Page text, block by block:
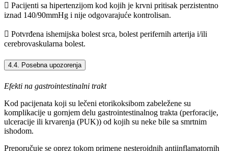
 Pacijenti sa hipertenzijom kod kojih je krvni pritisak perzistentno
iznad 140/90mmHg i nije odgovarajuće kontrolisan.
 Potvrđena ishemijska bolest srca, bolest perifernih arterija i/ili
cerebrovaskularna bolest.
4.4. Posebna upozorenja
Efekti na gastrointestinalni trakt
Kod pacijenata koji su lečeni etorikoksibom zabeležene su
komplikacije u gornjem delu gastrointestinalnog trakta (perforacije,
ulceracije ili krvarenja (PUK)) od kojih su neke bile sa smrtnim
ishodom.
Preporučuje se oprez tokom primene nesteroidnih antiinflamatornih